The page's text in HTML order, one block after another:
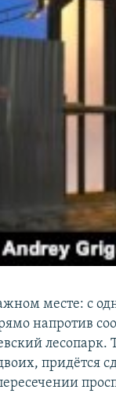
месте: с
напротив
придётся